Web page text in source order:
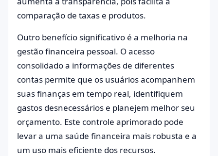
comparação de taxas e produtos.
Outro benefício significativo é a melhoria na
gestão financeira pessoal. O acesso
consolidado a informações de diferentes
contas permite que os usuários acompanhem
suas finanças em tempo real, identifiquem
gastos desnecessários e planejem melhor seu
orçamento. Este controle aprimorado pode
levar a uma saúde financeira mais robusta e a
um uso mais eficiente dos recursos.